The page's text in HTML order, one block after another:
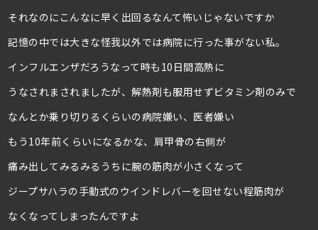
それなのにこんなに早く出回るなんて怖いじゃないですか
記憶の中では大きな怪我以外では病院に行った事がない私。
インフルエンザだろうなって時も10日間高熱に
うなされまされましたが、解熱剤も服用せずビタミン剤のみで
なんとか乗り切りるくらいの病院嫌い、医者嫌い
もう10年前くらいになるかな、肩甲骨の右側が
痛み出してみるみるうちに腕の筋肉が小さくなって
ジープサハラの手動式のウインドレバーを回せない程筋肉が
なくなってしまったんですよ